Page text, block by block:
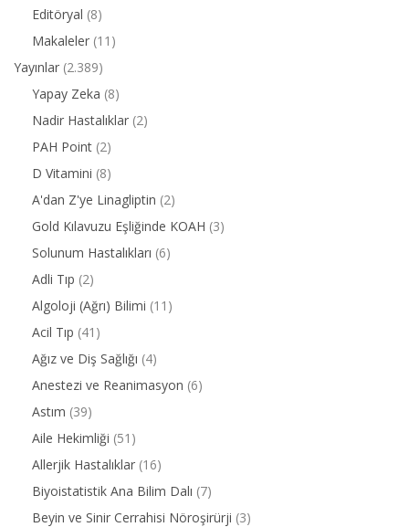
Editöryal (8)
Makaleler (11)
Yayınlar (2.389)
Yapay Zeka (8)
Nadir Hastalıklar (2)
PAH Point (2)
D Vitamini (8)
A'dan Z'ye Linagliptin (2)
Gold Kılavuzu Eşliğinde KOAH (3)
Solunum Hastalıkları (6)
Adli Tıp (2)
Algoloji (Ağrı) Bilimi (11)
Acil Tıp (41)
Ağız ve Diş Sağlığı (4)
Anestezi ve Reanimasyon (6)
Astım (39)
Aile Hekimliği (51)
Allerjik Hastalıklar (16)
Biyoistatistik Ana Bilim Dalı (7)
Beyin ve Sinir Cerrahisi Nöroşirürji (3)